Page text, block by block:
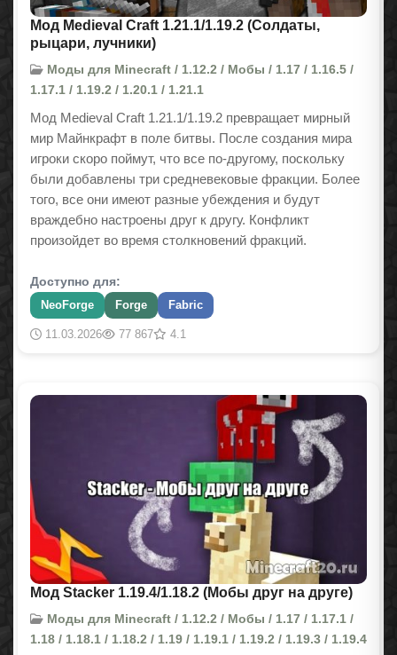
Мод Medieval Craft 1.21.1/1.19.2 (Солдаты,
рыцари, лучники)
Моды для Minecraft / 1.12.2 / Мобы / 1.17 / 1.16.5 /
1.17.1 / 1.19.2 / 1.20.1 / 1.21.1
Мод Medieval Craft 1.21.1/1.19.2 превращает мирный
мир Майнкрафт в поле битвы. После создания мира
игроки скоро поймут, что все по-другому, поскольку
были добавлены три средневековые фракции. Более
того, все они имеют разные убеждения и будут
враждебно настроены друг к другу. Конфликт
произойдет во время столкновений фракций.
Доступно для:
NeoForge Forge Fabric
11.03.2026 77 867 4.1
Мод Stacker 1.19.4/1.18.2 (Мобы друг на друге)
Моды для Minecraft / 1.12.2 / Мобы / 1.17 / 1.17.1 /
1.18 / 1.18.1 / 1.18.2 / 1.19 / 1.19.1 / 1.19.2 / 1.19.3 / 1.19.4